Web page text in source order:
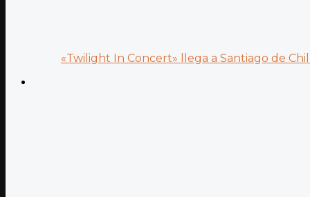
«Twilight In Concert» llega a Santiago de